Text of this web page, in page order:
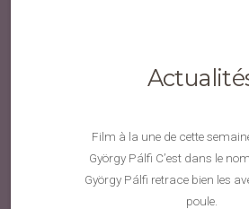
Film à la une de cette
György Pálfi C’est dans le
György Pálfi retrace bien les
poule.